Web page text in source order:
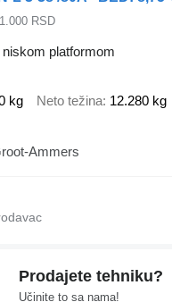
RSD
platformom
kg Neto težina 12.280 kg
Ammers
Prodajete tehniku?
Učinite to sa nama!